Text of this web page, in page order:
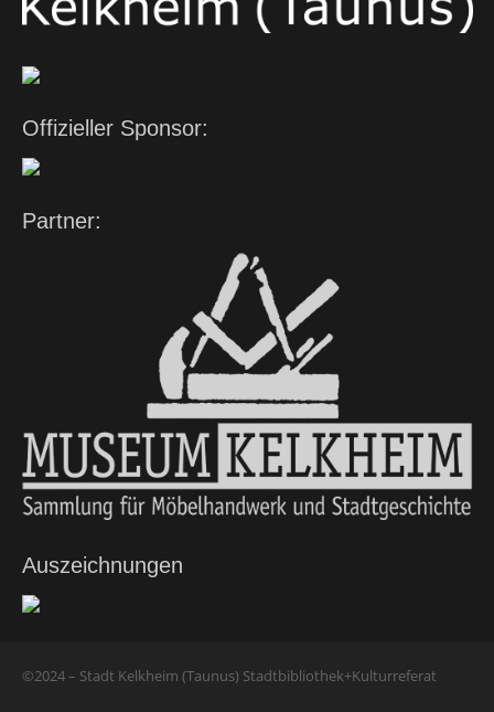
Offizieller Sponsor:
Partner:
Auszeichnungen
©2024 – Stadt Kelkheim (Taunus) Stadtbibliothek+Kulturreferat